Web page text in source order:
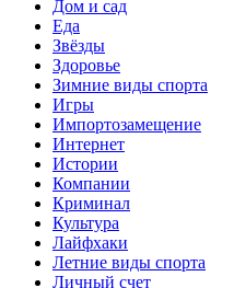
Дом и сад
Еда
Звёзды
Здоровье
Зимние виды спорта
Игры
Импортозамещение
Интернет
Истории
Компании
Криминал
Культура
Лайфхаки
Летние виды спорта
Личный счет